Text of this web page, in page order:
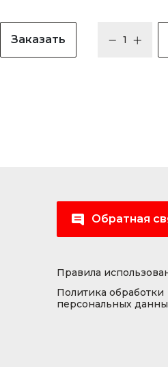
Заказать
Обратная
Правила
Политика обработки
персональных